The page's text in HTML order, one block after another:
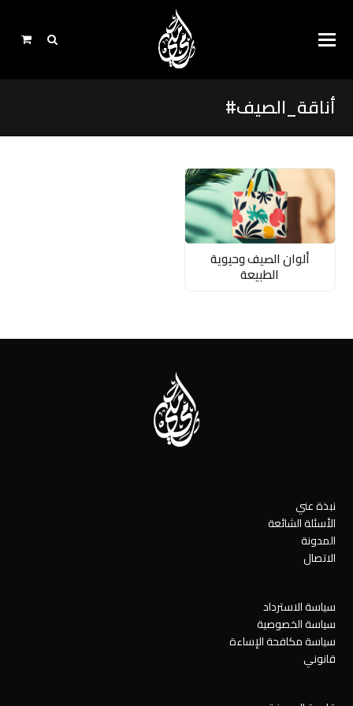
أناقة_الصيف#
ألوان الصيف وحيوية
الطبيعة
نبذة عني
الأسئلة الشائعة
المدونة
الاتصال
سياسة الاسترداد
سياسة الخصوصية
سياسة مكافحة الإساءة
قانوني